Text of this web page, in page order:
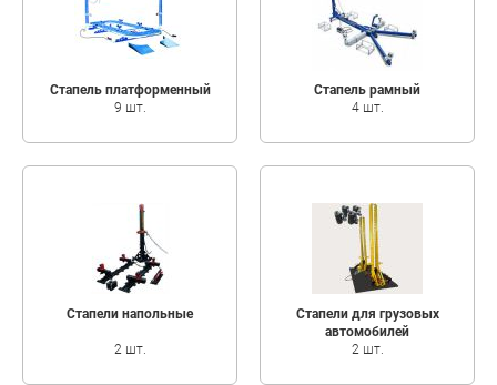
Стапель платформенный
9 шт.
Стапель рамный
4 шт.
Стапели напольные
2 шт.
Стапели для грузовых
автомобилей
2 шт.